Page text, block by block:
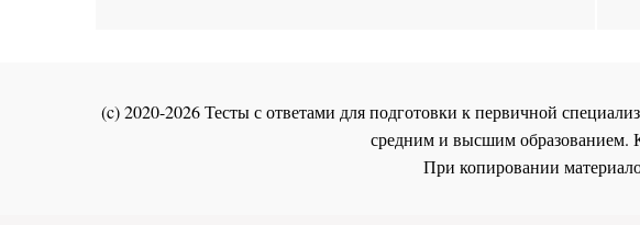
(c) 2020-2026 Тесты с ответами для подготовки к первичной
средним и высшим образованием.
При копировании